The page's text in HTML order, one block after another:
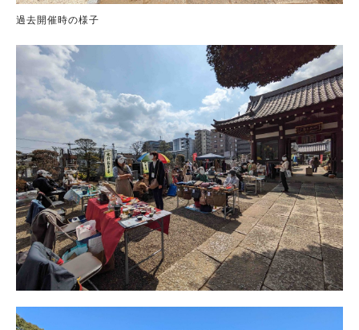
過去開催時の様子